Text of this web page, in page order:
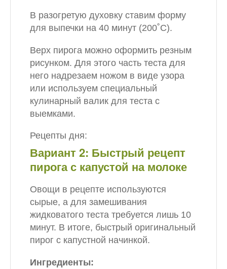
В разогретую духовку ставим форму
для выпечки на 40 минут (200˚С).
Верх пирога можно оформить резным
рисунком. Для этого часть теста для
него надрезаем ножом в виде узора
или используем специальный
кулинарный валик для теста с
выемками.
Рецепты дня:
Вариант 2: Быстрый рецепт
пирога с капустой на молоке
Овощи в рецепте используются
сырые, а для замешивания
жидковатого теста требуется лишь 10
минут. В итоге, быстрый оригинальный
пирог с капустной начинкой.
Ингредиенты: